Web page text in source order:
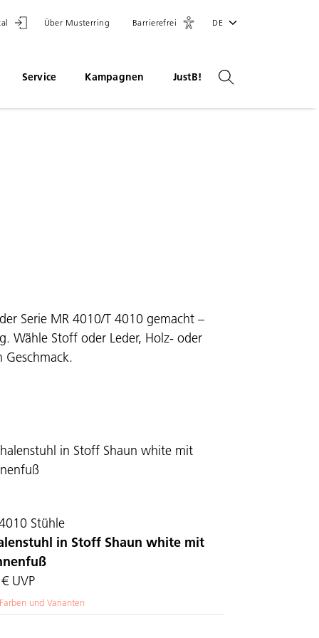
Über Musterring Barrierefrei DE
Service Kampagnen JustB!
Serie MR 4010/T 4010 gemacht –
Wähle Stoff oder Leder, Holz- oder
Stühle
in Stoff Shaun white mit
UVP
und Varianten